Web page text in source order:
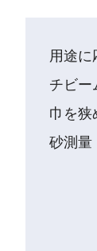
用途に
チビー
巾を狭
砂測量